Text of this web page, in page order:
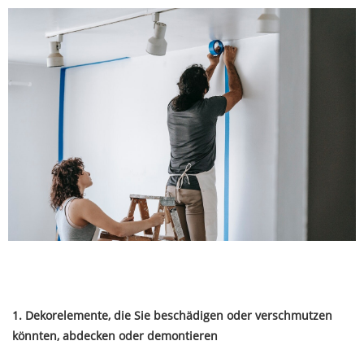
1. Dekorelemente, die Sie beschädigen oder verschmutzen
könnten, abdecken oder demontieren